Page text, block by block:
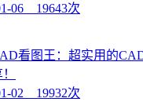
06 19643次
看图王：超实用的
02 19932次